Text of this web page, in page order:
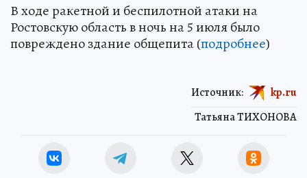
В ходе ракетной и беспилотной атаки на
Ростовскую область в ночь на 5 июля было
повреждено здание общепита (подробнее)
Татьяна ТИХОНОВА
Источник: kp.ru